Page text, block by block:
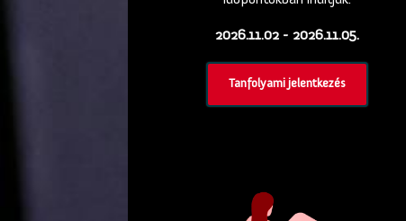
2026.11.02 - 2026.11.05.
Tanfolyami jelentkezés